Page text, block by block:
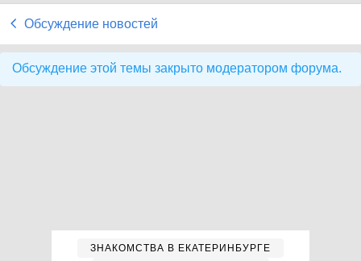
Обсуждение новостей
Обсуждение этой темы закрыто модератором форума.
ЗНАКОМСТВА В ЕКАТЕРИНБУРГЕ